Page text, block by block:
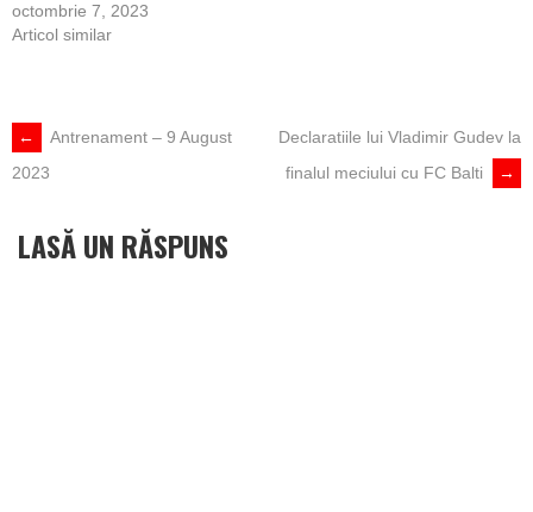
octombrie 7, 2023
Articol similar
POST
NAVIGATION
←
Antrenament – 9 August
2023
Declaratiile lui Vladimir Gudev la
finalul meciului cu FC Balti
→
LASĂ UN RĂSPUNS